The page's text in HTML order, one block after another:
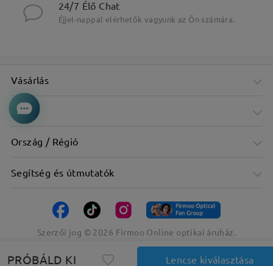
PRÓBÁLD KI Lencse kiválasztása
24/7 Élő Chat
Éjjel-nappal elérhetők vagyunk az Ön számára.
Vásárlás
Cég
Ország / Régió
Segítség és útmutatók
Szerzői jog © 2026 Firmoo Online optikai áruház.